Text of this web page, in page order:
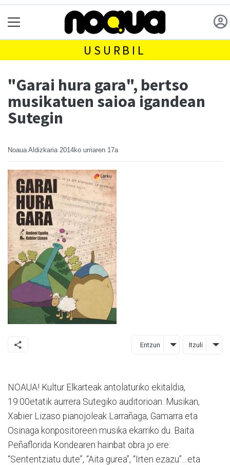
USURBIL
"Garai hura gara", bertso
musikatuen saioa igandean
Sutegin
Noaua Aldizkaria 2014ko urriaren 17a
Entzun Itzuli
NOAUA! Kultur Elkarteak antolaturiko ekitaldia,
19:00etatik aurrera Sutegiko auditorioan. Musikan,
Xabier Lizaso pianojoleak Larrañaga, Gamarra eta
Osinaga konpositoreen musika ekarriko du. Baita
Peñaflorida Kondearen hainbat obra jo ere:
“Sententziatu dute”, “Aita gurea”, “Irten ezazu”…eta